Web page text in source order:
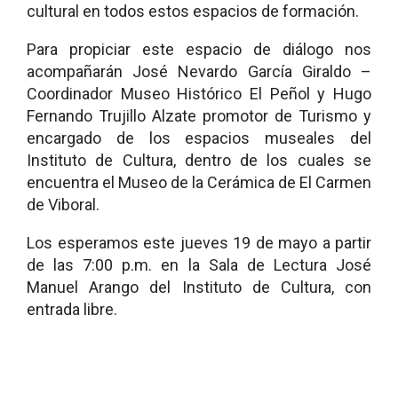
cultural en todos estos espacios de formación.
Para propiciar este espacio de diálogo nos
acompañarán José Nevardo García Giraldo –
Coordinador Museo Histórico El Peñol y Hugo
Fernando Trujillo Alzate promotor de Turismo y
encargado de los espacios museales del
Instituto de Cultura, dentro de los cuales se
encuentra el Museo de la Cerámica de El Carmen
de Viboral.
Los esperamos este jueves 19 de mayo a partir
de las 7:00 p.m. en la Sala de Lectura José
Manuel Arango del Instituto de Cultura, con
entrada libre.